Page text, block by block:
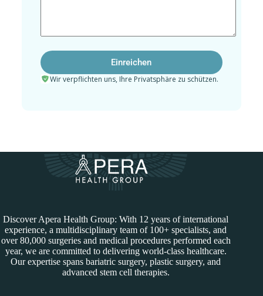
Wir verpflichten uns, Ihre Privatsphäre zu schützen.
Discover Apera Health Group: With 12 years of international
experience, a multidisciplinary team of 100+ specialists, and
over 80,000 surgeries and medical procedures performed each
year, we are committed to delivering world-class healthcare.
Our expertise spans bariatric surgery, plastic surgery, and
advanced stem cell therapies.